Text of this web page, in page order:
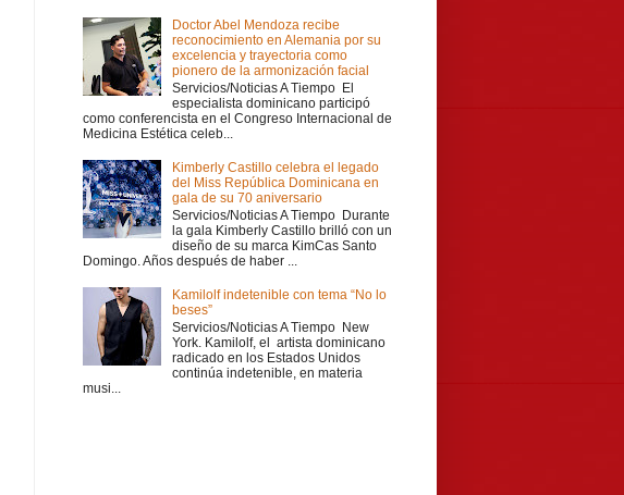
Doctor Abel Mendoza recibe
reconocimiento en Alemania por su
excelencia y trayectoria como
pionero de la armonización facial
Servicios/Noticias A Tiempo El
especialista dominicano participó
como conferencista en el Congreso Internacional de
Medicina Estética celeb...
Kimberly Castillo celebra el legado
del Miss República Dominicana en
gala de su 70 aniversario
Servicios/Noticias A Tiempo Durante
la gala Kimberly Castillo brilló con un
diseño de su marca KimCas Santo
Domingo. Años después de haber ...
Kamilolf indetenible con tema “No lo
beses”
Servicios/Noticias A Tiempo New
York. Kamilolf, el artista dominicano
radicado en los Estados Unidos
continúa indetenible, en materia
musi...